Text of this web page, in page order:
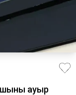
ауыр